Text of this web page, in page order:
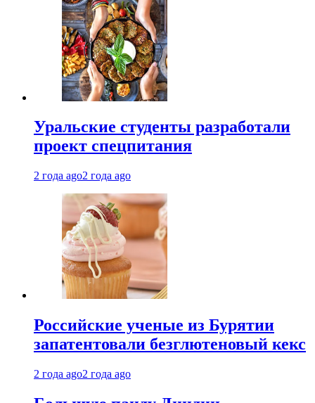
Уральские студенты разработали
проект спецпитания
2 года ago2 года ago
Российские ученые из Бурятии
запатентовали безглютеновый кекс
2 года ago2 года ago